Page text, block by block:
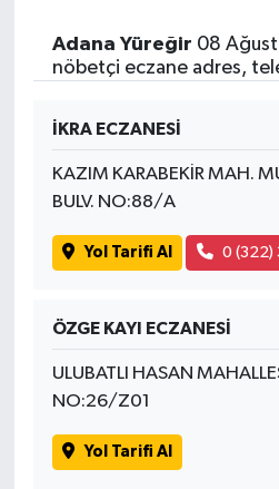
Adana Yüreğir 08
nöbetçi eczane adres,
İKRA ECZANESİ
KAZIM KARABEKİR MAH.
BULV. NO:88/A
Yol Tarifi Al 0 (322)
ÖZGE KAYI ECZANESİ
ULUBATLI HASAN
NO:26/Z01
Yol Tarifi Al
Havran
KENT GÜNDEMİ
Kepsut
MAGAZİN